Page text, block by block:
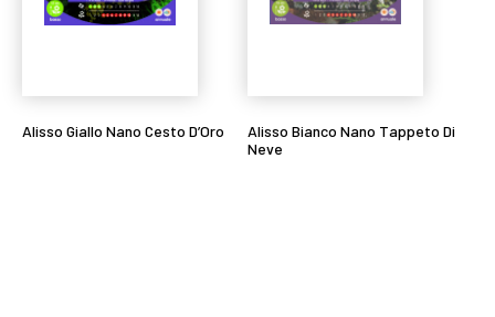
Alisso Giallo Nano Cesto D’Oro
Alisso Bianco Nano Tappeto Di
Neve